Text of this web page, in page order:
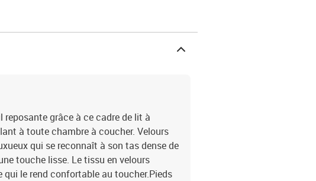
reposante grâce à ce cadre de lit à
à toute chambre à coucher. Velours
qui se reconnaît à son tas dense de
touche lisse. Le tissu en velours
le rend confortable au toucher.Pieds